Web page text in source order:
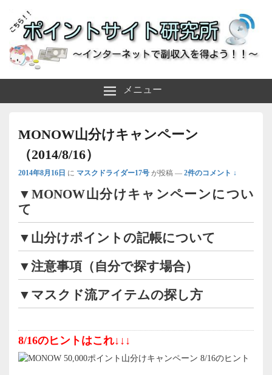
ポイントサイト研究所
メニュー
MONOW山分けキャンペーン
（2014/8/16）
2014年8月16日 に マスクドライダー17号 が投稿 — 2件のコメント ↓
▼MONOW山分けキャンペーンについ
て
▼山分けポイントの記帳について
▼注意事項（自分で探す場合）
▼マスクド流アイテムの探し方
8/16のヒントはこれ↓↓↓